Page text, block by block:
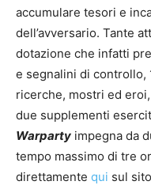
accumulare tesori e
dell’avversario. Tante
dotazione che infatti
e segnalini di controllo,
ricerche, mostri ed
due supplementi
Warparty impegna da
tempo massimo di tre
direttamente qui sul